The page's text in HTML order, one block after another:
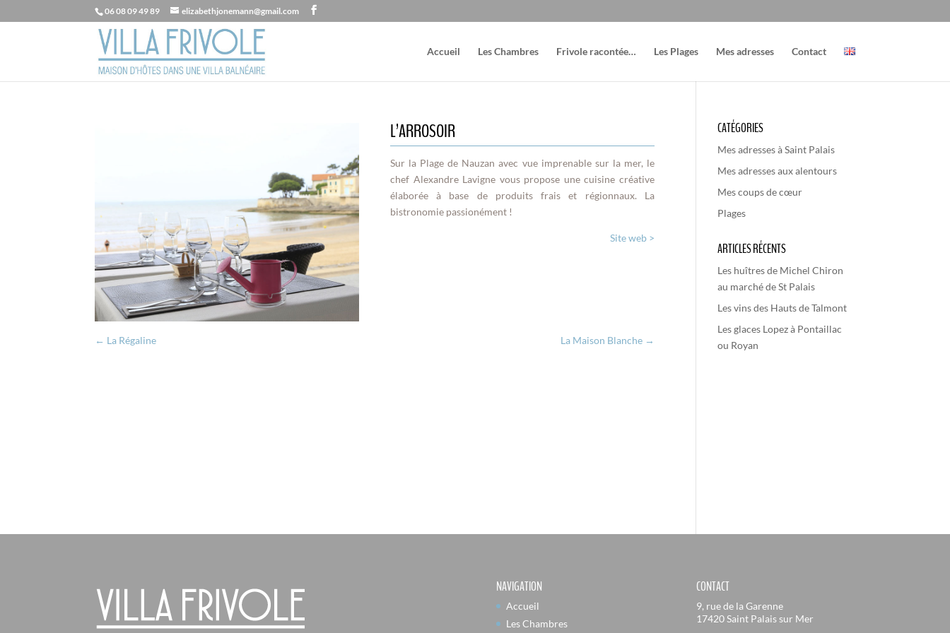
06 08 09 49 89 elizabethjonemann@gmail.com
Accueil Les Chambres Frivole racontée… Les Plages Mes adresses Contact
L’ARROSOIR
Sur la Plage de Nauzan avec vue imprenable sur la mer, le
chef Alexandre Lavigne vous propose une cuisine créative
élaborée à base de produits frais et régionnaux. La
bistronomie passionément !
Site web >
← La Régaline La Maison Blanche →
CATÉGORIES
Mes adresses à Saint Palais
Mes adresses aux alentours
Mes coups de cœur
Plages
ARTICLES RÉCENTS
Les huîtres de Michel Chiron
au marché de St Palais
Les vins des Hauts de Talmont
Les glaces Lopez à Pontaillac
ou Royan
NAVIGATION
Accueil
Les Chambres
CONTACT
9, rue de la Garenne
17420 Saint Palais sur Mer